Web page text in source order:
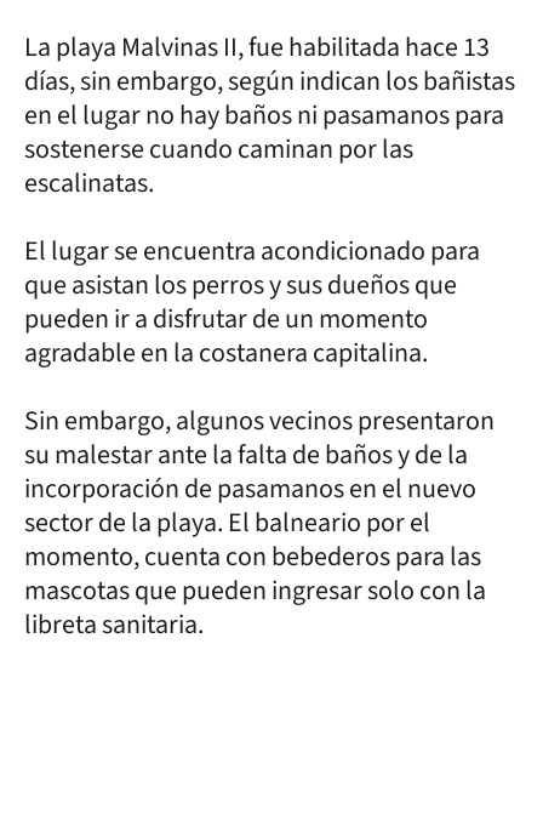
La playa Malvinas II, fue habilitada hace 13
días, sin embargo, según indican los bañistas
en el lugar no hay baños ni pasamanos para
sostenerse cuando caminan por las
escalinatas.
El lugar se encuentra acondicionado para
que asistan los perros y sus dueños que
pueden ir a disfrutar de un momento
agradable en la costanera capitalina.
Sin embargo, algunos vecinos presentaron
su malestar ante la falta de baños y de la
incorporación de pasamanos en el nuevo
sector de la playa. El balneario por el
momento, cuenta con bebederos para las
mascotas que pueden ingresar solo con la
libreta sanitaria.